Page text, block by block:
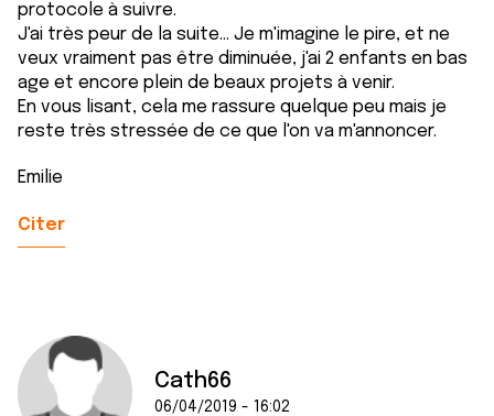
protocole à suivre.
J'ai très peur de la suite... Je m'imagine le pire, et ne
veux vraiment pas être diminuée, j'ai 2 enfants en bas
age et encore plein de beaux projets à venir.
En vous lisant, cela me rassure quelque peu mais je
reste très stressée de ce que l'on va m'annoncer.
Emilie
Citer
Cath66
06/04/2019 - 16:02